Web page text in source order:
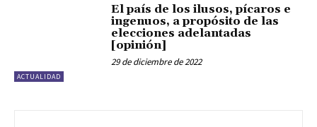
ACTUALIDAD
El país de los ilusos, pícaros e
ingenuos, a propósito de las
elecciones adelantadas
[opinión]
29 de diciembre de 2022